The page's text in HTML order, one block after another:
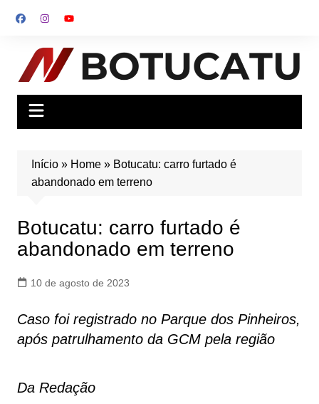
para
conteúdo
Início» Home» Botucatu: carro furtado é
abandonado em terreno
Botucatu: carro furtado é
abandonado em terreno
10 de agosto de 2023
Caso foi registrado no Parque dos Pinheiros,
após patrulhamento da GCM pela região
Da Redação